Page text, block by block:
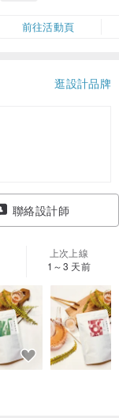
前往活動頁
逛設計品牌
聯絡設計師
上次上線
1～3 天前